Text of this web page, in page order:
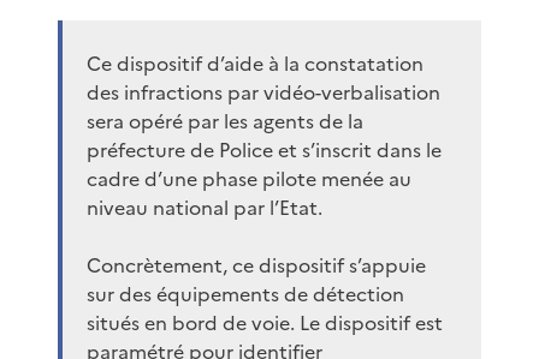
Ce dispositif d’aide à la constatation
des infractions par vidéo-verbalisation
sera opéré par les agents de la
préfecture de Police et s’inscrit dans le
cadre d’une phase pilote menée au
niveau national par l’Etat.
Concrètement, ce dispositif s’appuie
sur des équipements de détection
situés en bord de voie. Le dispositif est
paramétré pour identifier